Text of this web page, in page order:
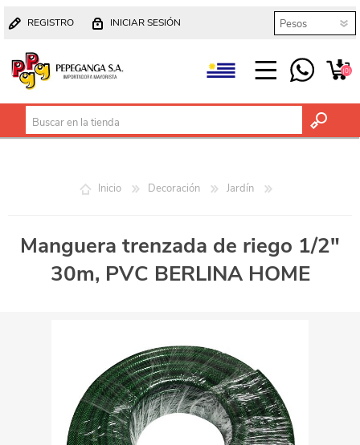
REGISTRO INICIAR SESIÓN
(0)
Inicio Decoración Jardín
Manguera trenzada de riego 1/2"
30m, PVC BERLINA HOME